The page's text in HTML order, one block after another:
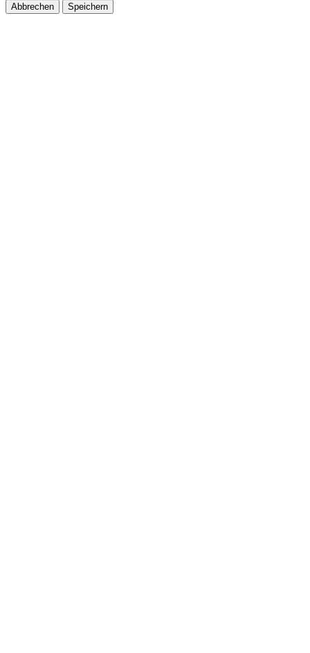
Abbrechen Speichern